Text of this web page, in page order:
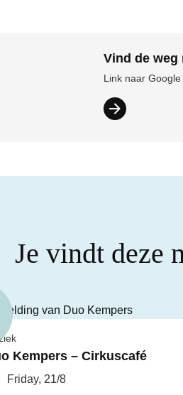
Vind de weg
Link naar
Je vindt deze
Kempers – Cirkuscafé
Friday, 21/8